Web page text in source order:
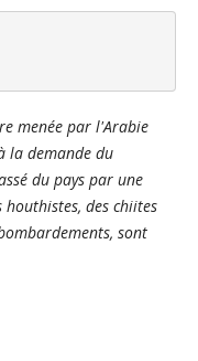
menée par l'Arabie
la demande du
du pays par une
des chiites
sont